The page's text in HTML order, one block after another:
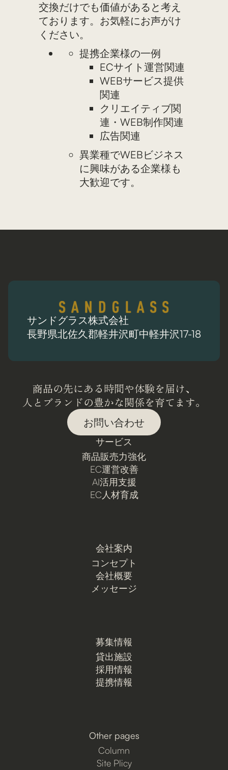
交換だけでも価値があると考え
ております。お気軽にお声がけ
ください。
提携企業様の一例
ECサイト運営関連
WEBサービス提供
関連
クリエイティブ関
連・WEB制作関連
広告関連
異業種でWEBビジネス
に興味がある企業様も
大歓迎です。
サンドグラス株式会社
長野県北佐久郡軽井沢町中軽井沢17-18
商品の先にある時間や体験を届け、
人とブランドの豊かな関係を育てます。
お問い合わせ
サービス
商品販売力強化
EC運営改善
AI活用支援
EC人材育成
会社案内
コンセプト
会社概要
メッセージ
募集情報
貸出施設
採用情報
提携情報
Other pages
Column
Site Plicy